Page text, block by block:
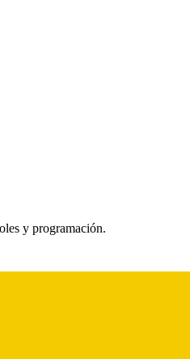
y programación.